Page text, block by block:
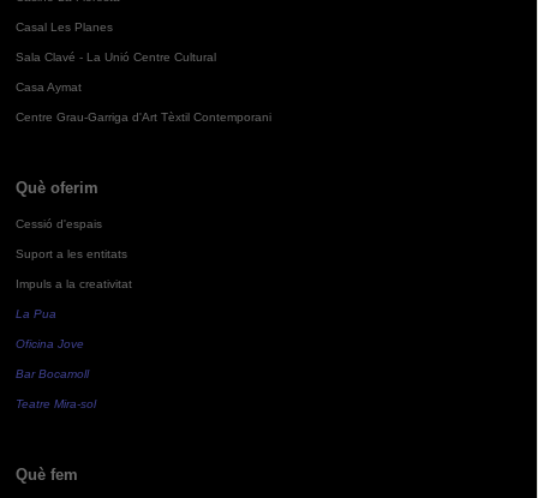
Casal Les Planes
Sala Clavé - La Unió Centre Cultural
Casa Aymat
Centre Grau-Garriga d'Art Tèxtil Contemporani
Què oferim
Cessió d'espais
Suport a les entitats
Impuls a la creativitat
La Pua
Oficina Jove
Bar Bocamoll
Teatre Mira-sol
Què fem